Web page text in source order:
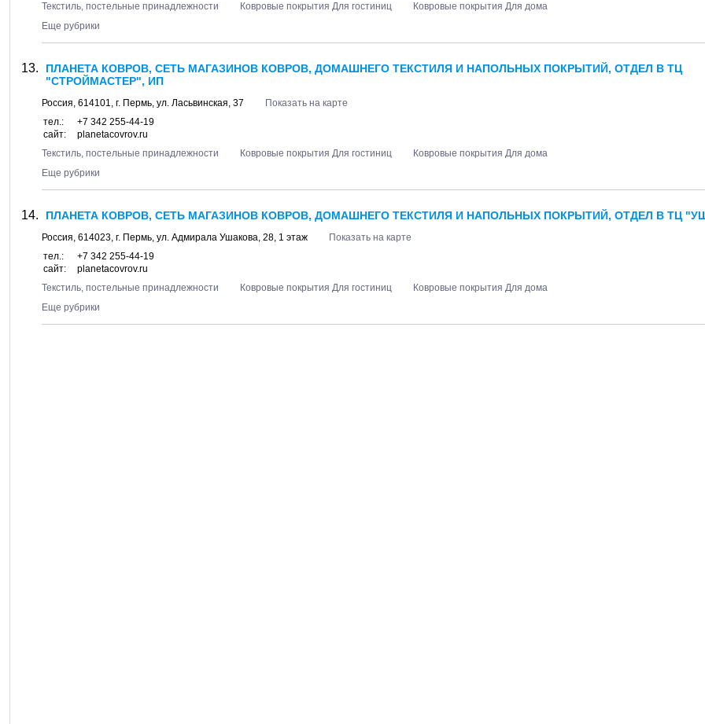
Текстиль, постельные принадлежности
Ковровые покрытия Для гостиниц
Ковровые покрытия Для дома
Еще рубрики
ПЛАНЕТА КОВРОВ, СЕТЬ МАГАЗИНОВ КОВРОВ, ДОМАШНЕГО ТЕКСТИЛЯ И НАПОЛЬНЫХ ПОКРЫТИЙ, ОТДЕЛ В ТЦ
"СТРОЙМАСТЕР", ИП
Россия, 614101, г. Пермь, ул. Ласьвинская, 37
Показать на карте
тел.:
+7 342 255-44-19
сайт:
planetacovrov.ru
Текстиль, постельные принадлежности
Ковровые покрытия Для гостиниц
Ковровые покрытия Для дома
Еще рубрики
ПЛАНЕТА КОВРОВ, СЕТЬ МАГАЗИНОВ КОВРОВ, ДОМАШНЕГО ТЕКСТИЛЯ И НАПОЛЬНЫХ ПОКРЫТИЙ, ОТДЕЛ В ТЦ
Россия, 614023, г. Пермь, ул. Адмирала Ушакова, 28, 1 этаж
Показать на карте
тел.:
+7 342 255-44-19
сайт:
planetacovrov.ru
Текстиль, постельные принадлежности
Ковровые покрытия Для гостиниц
Ковровые покрытия Для дома
Еще рубрики